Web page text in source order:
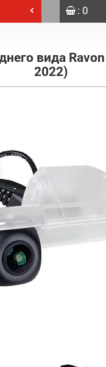
: 0
вида
2022)